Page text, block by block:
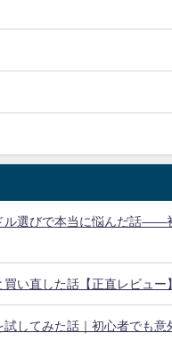
ル選びで本当に悩んだ話——
い直した話【正直レビュー
試してみた話｜初心者でも意